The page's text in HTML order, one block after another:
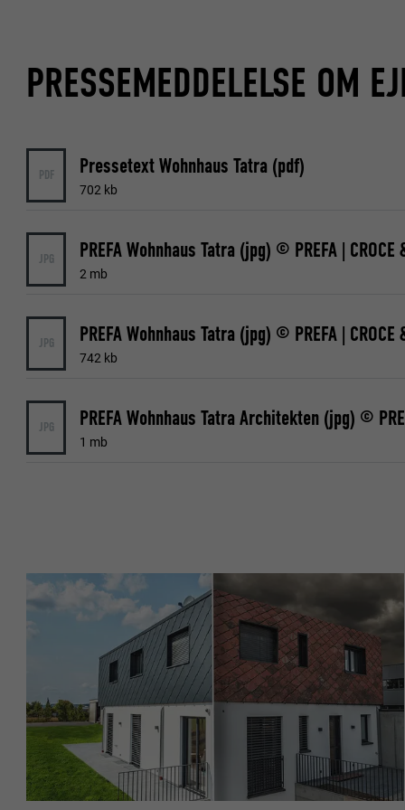
PRESSEMEDDELELSE OM
PDF Pressetext Wohnhaus Tatra (pdf)
702 kb
JPG PREFA Wohnhaus Tatra (jpg) © PREFA | CROCE
2 mb
JPG PREFA Wohnhaus Tatra (jpg) © PREFA | CROCE
742 kb
JPG PREFA Wohnhaus Tatra Architekten (jpg) ©
1 mb
FORMÅL
FORLØB
UDBYDER
FORMÅL
UDBYDER
UDBYDER
FORLØB
FORMÅL
af websteder.
FORLØB
UDBYDER
FORLØB
FORMÅL
NAVN